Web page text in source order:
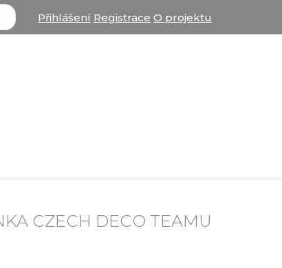
Přihlášení Registrace O projektu
CZECH DECO TEAMU